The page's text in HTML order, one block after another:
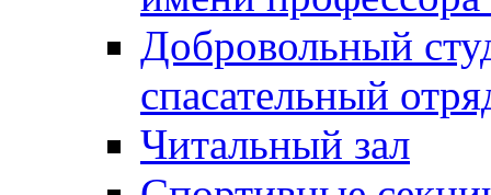
Добровольный
спасательный
Читальный зал